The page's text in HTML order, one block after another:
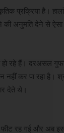
प्रक्रिया है।
की अनुमति देने से
हो रहे हैं। दरअसल
कर पा रहा है।
देते थे।
फीट रह गई और अब